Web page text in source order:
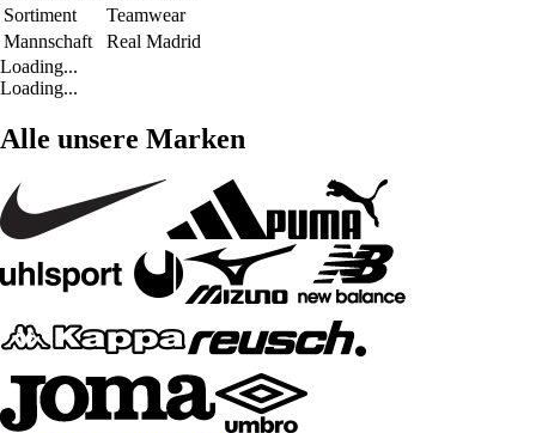
Sortiment
Teamwear
Mannschaft
Real Madrid
Loading...
Loading...
Alle unsere Marken